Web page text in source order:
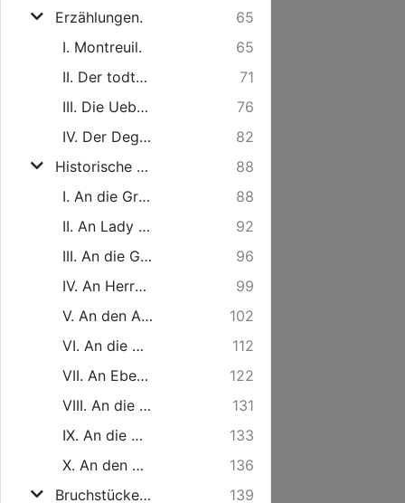
Erzählungen.
65
I. Montreuil.
65
II. Der todte Esel.
71
III. Die Uebersezung.
76
IV. Der Degen.
82
Historische Briefe.
88
I. An die Gräfin von B. -
88
II. An Lady R -
92
III. An die Gräfin von -
96
IV. An Herrn Pope.
99
V. An den Abt -
102
VI. An die Gräfin von -
112
VII. An Ebendieselbe.
122
VIII. An die Lady -
131
IX. An die Gräfin -
133
X. An den Abt von -
136
Bruchstücke aus Ossians Gedichten.
139